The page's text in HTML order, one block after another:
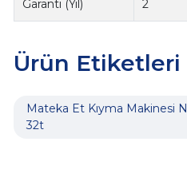
Garanti (Yıl) 2
Ürün Etiketleri
Mateka Et Kıyma Makinesi
32t